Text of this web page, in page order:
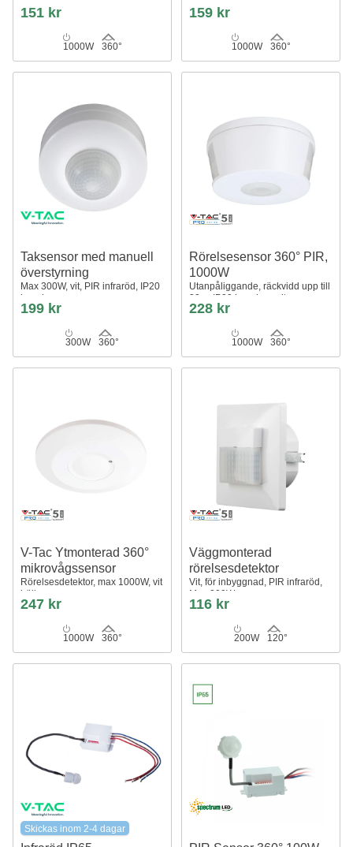
151 kr
1000W 360°
159 kr
1000W 360°
Taksensor med manuell
överstyrning
Max 300W, vit, PIR infraröd, IP20
inomhus
199 kr
300W 360°
Rörelsesensor 360° PIR,
1000W
Utanpåliggande, räckvidd upp till
30m, IP20 inomhus, vit
228 kr
1000W 360°
V-Tac Ytmonterad 360°
mikrovågssensor
Rörelsesdetektor, max 1000W, vit
hölje
247 kr
1000W 360°
Väggmonterad
rörelsesdetektor
Vit, för inbyggnad, PIR infraröd,
Max 200W
116 kr
200W 120°
Skickas inom 2-4 dagar